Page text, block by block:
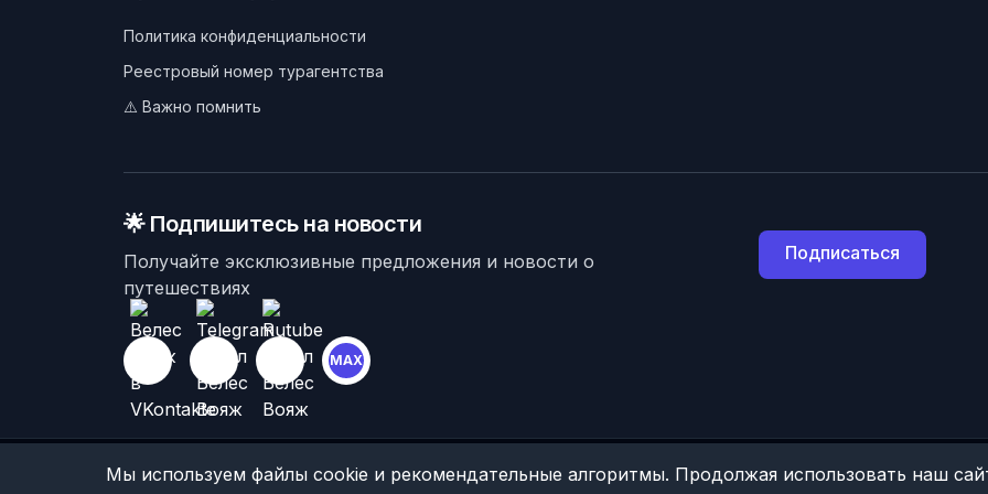
Политика конфиденциальности
Реестровый номер турагентства
⚠️ Важно помнить
🌟 Подпишитесь на новости
Получайте эксклюзивные предложения и новости о
путешествиях
Подписаться
MAX
Велес Вояж. Все права защищены.
Мы используем файлы cookie и рекомендательные алгоритмы. Продолжая использовать наш